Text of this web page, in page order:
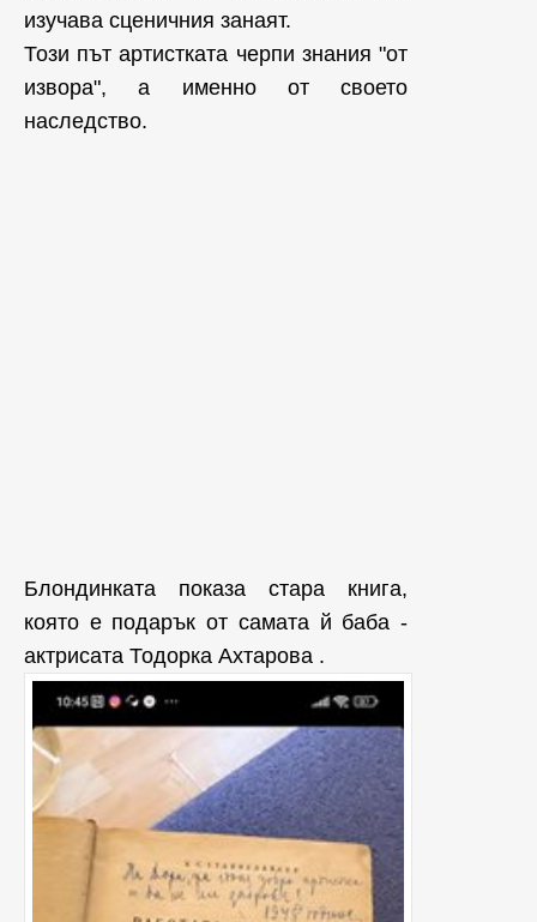
изучава сценичния занаят.
Този път артистката черпи знания "от
извора", а именно от своето
наследство.
Блондинката показа стара книга,
която е подарък от самата й баба -
актрисата Тодорка Ахтарова .